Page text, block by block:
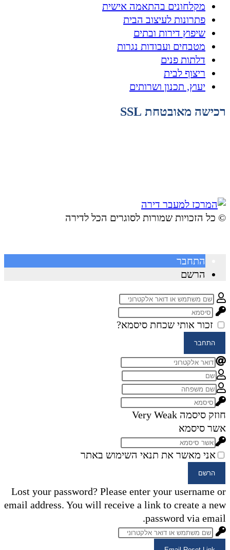
מקלחונים בהתאמה אישית
פתרונות לעיצוב הבית
שיפוץ דירות ובתים
מטבחים ועבודות נגרות
דלתות פנים
ריצוף לבית
יעוץ, תכנון ושרותים
רכישה מאובטחת SSL
© ​כל הזכויות שמורות לסוגרים הכל לדירה
התחבר
הרשם
זכור אותי שכחת סיסמא?
התחבר
חוזק סיסמה Very Weak
אשר סיסמא
אני מאשר את תנאי השימוש באתר
הרשם
Lost your password? Please enter your username or
email address. You will receive a link to create a new
password via email.